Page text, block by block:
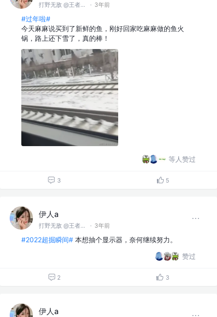
打野无敌 @王者峡谷 · 3年前
#过年啦#
今天麻麻说买到了新鲜的鱼，刚好回家吃麻麻做的鱼火
锅，路上还下雪了，真的棒！
等人赞过
3 5
伊人a
打野无敌 @王者峡谷 · 3年前
#2022超掘瞬间# 本想抽个显示器，奈何继续努力。
赞过
2 3
伊人a